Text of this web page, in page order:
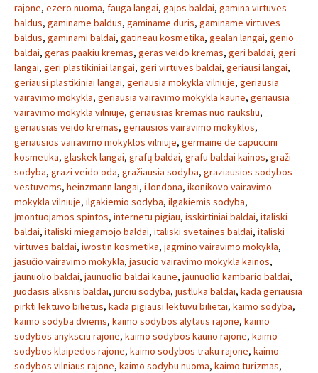
rajone, ezero nuoma, fauga langai, gajos baldai, gamina virtuves
baldus, gaminame baldus, gaminame duris, gaminame virtuves
baldus, gaminami baldai, gatineau kosmetika, gealan langai, genio
baldai, geras paakiu kremas, geras veido kremas, geri baldai, geri
langai, geri plastikiniai langai, geri virtuves baldai, geriausi langai,
geriausi plastikiniai langai, geriausia mokykla vilniuje, geriausia
vairavimo mokykla, geriausia vairavimo mokykla kaune, geriausia
vairavimo mokykla vilniuje, geriausias kremas nuo rauksliu,
geriausias veido kremas, geriausios vairavimo mokyklos,
geriausios vairavimo mokyklos vilniuje, germaine de capuccini
kosmetika, glaskek langai, grafų baldai, grafu baldai kainos, graži
sodyba, grazi veido oda, gražiausia sodyba, graziausios sodybos
vestuvems, heinzmann langai, i londona, ikonikovo vairavimo
mokykla vilniuje, ilgakiemio sodyba, ilgakiemis sodyba,
įmontuojamos spintos, internetu pigiau, isskirtiniai baldai, italiski
baldai, italiski miegamojo baldai, italiski svetaines baldai, italiski
virtuves baldai, iwostin kosmetika, jagmino vairavimo mokykla,
jasučio vairavimo mokykla, jasucio vairavimo mokykla kainos,
jaunuolio baldai, jaunuolio baldai kaune, jaunuolio kambario baldai,
juodasis alksnis baldai, jurciu sodyba, justluka baldai, kada geriausia
pirkti lektuvo bilietus, kada pigiausi lektuvu bilietai, kaimo sodyba,
kaimo sodyba dviems, kaimo sodybos alytaus rajone, kaimo
sodybos anyksciu rajone, kaimo sodybos kauno rajone, kaimo
sodybos klaipedos rajone, kaimo sodybos traku rajone, kaimo
sodybos vilniaus rajone, kaimo sodybu nuoma, kaimo turizmas,